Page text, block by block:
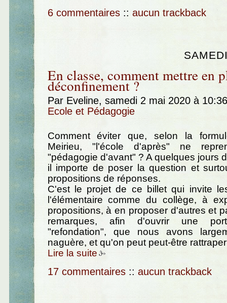
6 commentaires :: aucun trackback
En classe, comment mettre en
déconfinement ?
Par Eveline, samedi 2 mai 2020 à
Ecole et Pédagogie
Comment éviter que, selon la
Meirieu, "l'école d'après" ne
"pédagogie d'avant" ? A quelques jours
il importe de poser la question et
propositions de réponses.
C'est le projet de ce billet qui invite
l'élémentaire comme du collège, à
propositions, à en proposer d'autres et
remarques, afin d'ouvrir une
"refondation", que nous avons
naguère, et qu'on peut peut-être
Lire la suite
17 commentaires :: aucun trackback